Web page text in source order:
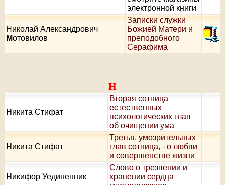
электронной книги
Николай Александрович
Мотовилов
Записки служки
Божией Матери и
преподобного
Серафима
Н
Н икита Стифат
Вторая сотница
естественных
психологических глав
об очищении ума
Н икита Стифат
Третья, умозрительных
глав сотница, - о любви
и совершенстве жизни
Н икифор Уединенник
Слово о трезвении и
хранении сердца